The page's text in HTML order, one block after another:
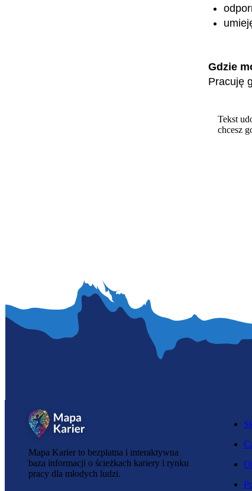
Gdzie
Pracuję
Tekst
chcesz
Mapa Karier to bezpłatna i interaktywna
baza informacji o ścieżkach kariery i rynku
pracy dla młodych ludzi.